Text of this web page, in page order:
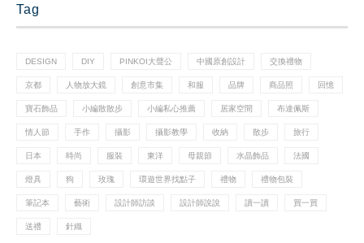
Tag
DESIGN DIY PINKOI大聲公 中國原創設計 交換禮物
京都 人物放大鏡 創意市集 和服 品牌 商品照 回憶
寶石飾品 小編散散步 小編私心推薦 居家空間 布達佩斯
情人節 手作 攝影 攝影教學 收納 散步 旅行
日本 時尚 服裝 東洋 母親節 水晶飾品 法國
燈具 狗 玫瑰 環遊世界找點子 禮物 禮物包裝
筆記本 藝術 設計師訪談 設計師說說 讀一讀 買一買
送禮 針織